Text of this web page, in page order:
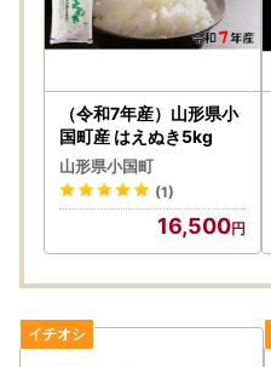
（令和7年産）山形県小
国町産 はえぬき5kg
山形県小国町
(1)
16,500